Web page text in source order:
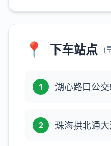
📍 下车站点 (
1 湖心路口公
2 珠海拱北通